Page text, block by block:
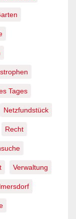
Tages
Netzfundstück
Recht
Verwaltung